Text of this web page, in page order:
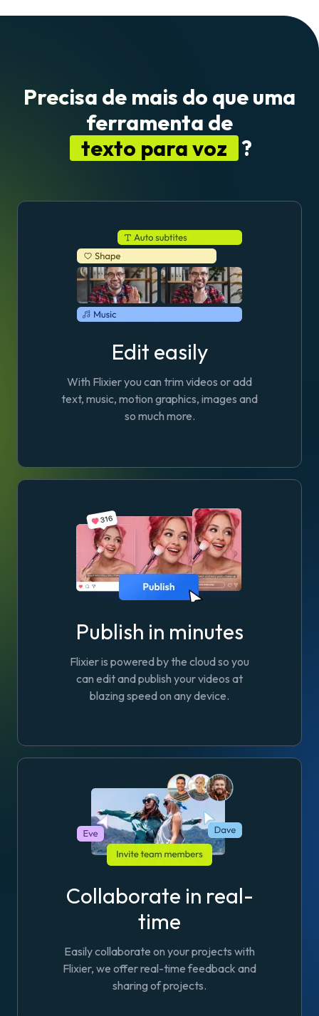
Precisa de mais do que uma
ferramenta de
texto para voz ?
Edit easily
With Flixier you can trim videos or add
text, music, motion graphics, images and
so much more.
Publish in minutes
Flixier is powered by the cloud so you
can edit and publish your videos at
blazing speed on any device.
Collaborate in real-
time
Easily collaborate on your projects with
Flixier, we offer real-time feedback and
sharing of projects.